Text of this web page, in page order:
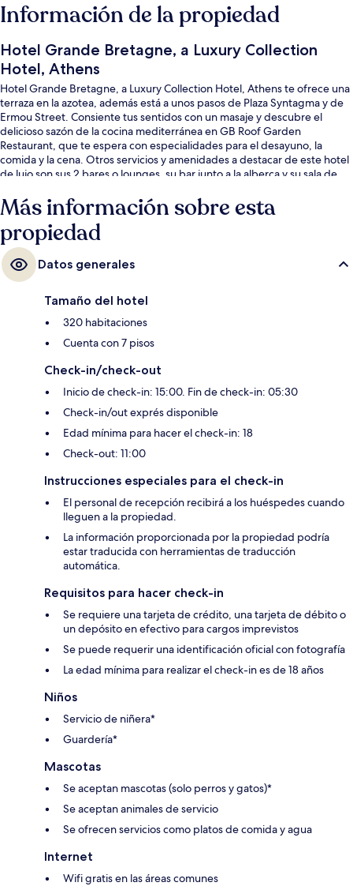
Información de la propiedad
Hotel Grande Bretagne, a Luxury Collection
Hotel, Athens
Hotel Grande Bretagne, a Luxury Collection Hotel, Athens te ofrece una
terraza en la azotea, además está a unos pasos de Plaza Syntagma y de
Ermou Street. Consiente tus sentidos con un masaje y descubre el
delicioso sazón de la cocina mediterránea en GB Roof Garden
Restaurant, que te espera con especialidades para el desayuno, la
comida y la cena. Otros servicios y amenidades a destacar de este hotel
de lujo son sus 2 bares o lounges, su bar junto a la alberca y su sala de
general. Hay opciones de transporte público a una corta distancia a pie:
Estación de metro de Syntagma queda a unos pasos y Estación de
metro de Panepistimio está a 8 minutos.
Más información sobre esta
propiedad
Datos generales
Tamaño del hotel
320 habitaciones
Cuenta con 7 pisos
Check-in/check-out
Inicio de check-in: 15:00. Fin de check-in: 05:30
Check-in/out exprés disponible
Edad mínima para hacer el check-in: 18
Check-out: 11:00
Instrucciones especiales para el check-in
El personal de recepción recibirá a los huéspedes cuando
lleguen a la propiedad.
La información proporcionada por la propiedad podría
estar traducida con herramientas de traducción
automática.
Requisitos para hacer check-in
Se requiere una tarjeta de crédito, una tarjeta de débito o
un depósito en efectivo para cargos imprevistos
Se puede requerir una identificación oficial con fotografía
La edad mínima para realizar el check-in es de 18 años
Niños
Servicio de niñera*
Guardería*
Mascotas
Se aceptan mascotas (solo perros y gatos)*
Se aceptan animales de servicio
Se ofrecen servicios como platos de comida y agua
Internet
Wifi gratis en las áreas comunes